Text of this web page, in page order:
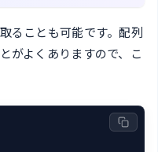
ることも可能です。配列
がよくありますので、こ